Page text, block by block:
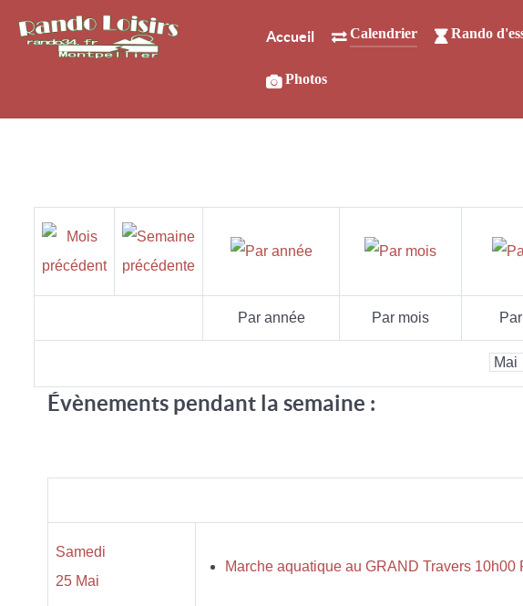
Accueil Calendrier Rando
Photos
Par année Par mois
Évènements pendant la semaine :
Samedi
25 Mai
Marche aquatique au GRAND Travers 10h00